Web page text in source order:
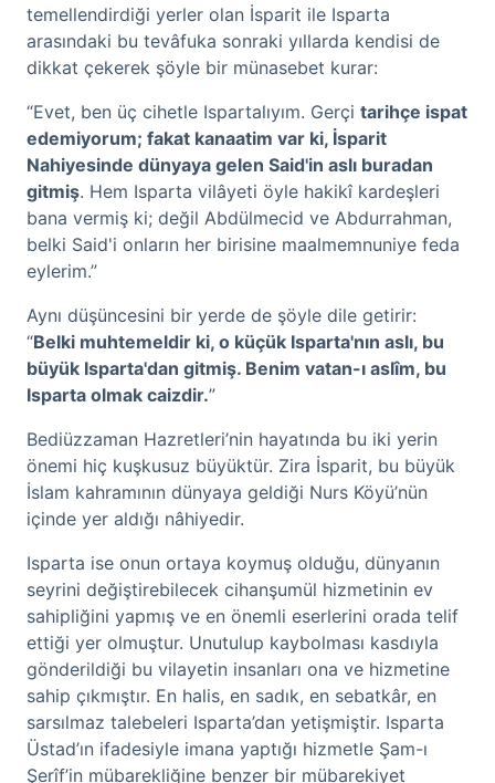
temellendirdiği yerler olan İsparit ile Isparta
arasındaki bu tevâfuka sonraki yıllarda kendisi de
dikkat çekerek şöyle bir münasebet kurar:
“Evet, ben üç cihetle Ispartalıyım. Gerçi tarihçe ispat
edemiyorum; fakat kanaatim var ki, İsparit
Nahiyesinde dünyaya gelen Said'in aslı buradan
gitmiş. Hem Isparta vilâyeti öyle hakikî kardeşleri
bana vermiş ki; değil Abdülmecid ve Abdurrahman,
belki Said'i onların her birisine maalmemnuniye feda
eylerim.”
Aynı düşüncesini bir yerde de şöyle dile getirir:
“Belki muhtemeldir ki, o küçük Isparta'nın aslı, bu
büyük Isparta'dan gitmiş. Benim vatan-ı aslîm, bu
Isparta olmak caizdir.”
Bediüzzaman Hazretleri’nin hayatında bu iki yerin
önemi hiç kuşkusuz büyüktür. Zira İsparit, bu büyük
İslam kahramının dünyaya geldiği Nurs Köyü’nün
içinde yer aldığı nâhiyedir.
Isparta ise onun ortaya koymuş olduğu, dünyanın
seyrini değiştirebilecek cihanşumül hizmetinin ev
sahipliğini yapmış ve en önemli eserlerini orada telif
ettiği yer olmuştur. Unutulup kaybolması kasdıyla
gönderildiği bu vilayetin insanları ona ve hizmetine
sahip çıkmıştır. En halis, en sadık, en sebatkâr, en
sarsılmaz talebeleri Isparta’dan yetişmiştir. Isparta
Üstad’ın ifadesiyle imana yaptığı hizmetle Şam-ı
Şerîf’in mübarekliğine benzer bir mübarekiyet